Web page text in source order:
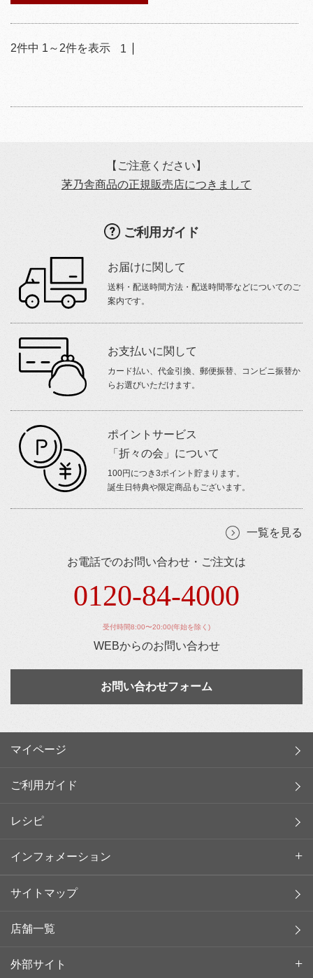
2件中 1 ～ 2件を表示 1
【ご注意ください】
茅乃舎商品の正規販売店につきまして
ご利用ガイド
お届けに関して
送料・配送時間方法・配送時間帯などについてのご
案内です。
お支払いに関して
カード払い、代金引換、郵便振替、コンビニ振替か
らお選びいただけます。
ポイントサービス
「折々の会」について
100円につき3ポイント貯まります。
誕生日特典や限定商品もございます。
一覧を見る
お電話でのお問い合わせ・ご注文は
0120-84-4000
受付時間8:00〜20:00(年始を除く)
WEBからのお問い合わせ
お問い合わせフォーム
マイページ
ご利用ガイド
レシピ
インフォメーション
サイトマップ
店舗一覧
外部サイト